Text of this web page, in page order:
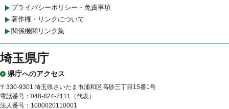
プライバシーポリシー・免責事項
著作権・リンクについて
関係機関リンク集
埼玉県庁
県庁へのアクセス
〒330-9301 埼玉県さいたま市浦和区高砂三丁目15番1号
電話番号：048-824-2111（代表）
法人番号：1000020110001